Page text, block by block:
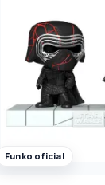
Funko oficial